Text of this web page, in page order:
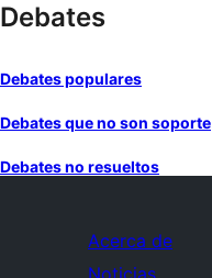
Debates
Debates populares
Debates que no son soporte
Debates no resueltos
Acerca de
Noticias